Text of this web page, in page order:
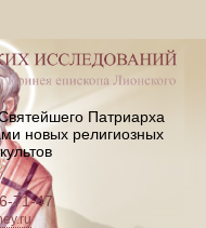
Патриарха
новых религиозных
71-47